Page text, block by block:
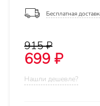
Бесплатная
915 ₽
699 ₽
Нашли дешевле?